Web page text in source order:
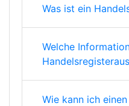
Was ist ein
Welche
Wie kann ich einen